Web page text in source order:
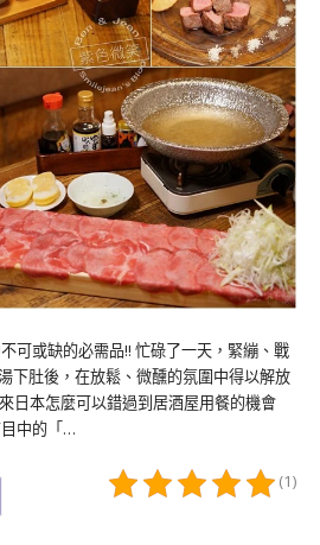
可或缺的必需品!! 忙碌了一天，緊繃、戰
下肚後，在放鬆、微醺的氛圍中得以解放
日本怎麼可以錯過到居酒屋用餐的機會
中的「…
(1)